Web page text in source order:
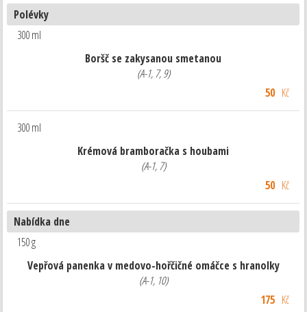
Polévky
300 ml
Boršč se zakysanou smetanou
(A-1, 7, 9)
50Kč
300 ml
Krémová bramboračka s houbami
(A-1, 7)
50Kč
Nabídka dne
150 g
Vepřová panenka v medovo-hořčičné omáčce s hranolky
(A-1, 10)
175 Kč